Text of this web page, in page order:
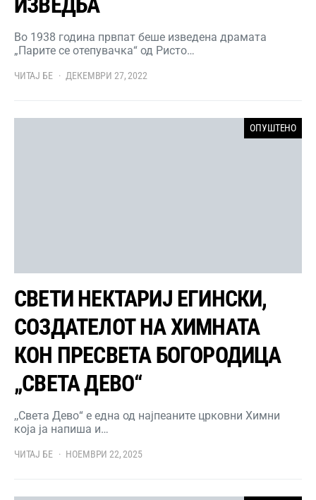
Во 1938 година првпат беше изведена драмата
„Парите се отепувачка“ од Ристо…
ЧИТАЈ БЕ ДЕКЕМВРИ 27, 2022
ОПУШТЕНО
СВЕТИ НЕКТАРИЈ ЕГИНСКИ,
СОЗДАТЕЛОТ НА ХИМНАТА
КОН ПРЕСВЕТА БОГОРОДИЦА
„СВЕТА ДЕВО“
,,Света Дево“ е една од најпеаните црковни Химни
која ја напиша и…
ЧИТАЈ БЕ НОЕМВРИ 22, 2025